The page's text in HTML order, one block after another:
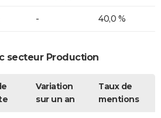
- 40,0 %
secteur Production
Variation
sur un an
Taux de
mentions